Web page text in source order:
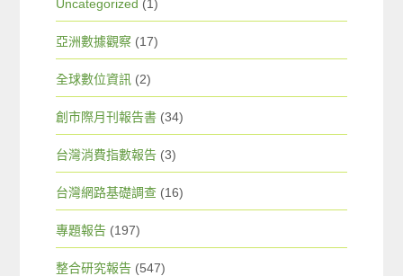
Uncategorized (1)
亞洲數據觀察 (17)
全球數位資訊 (2)
創市際月刊報告書 (34)
台灣消費指數報告 (3)
台灣網路基礎調查 (16)
專題報告 (197)
整合研究報告 (547)